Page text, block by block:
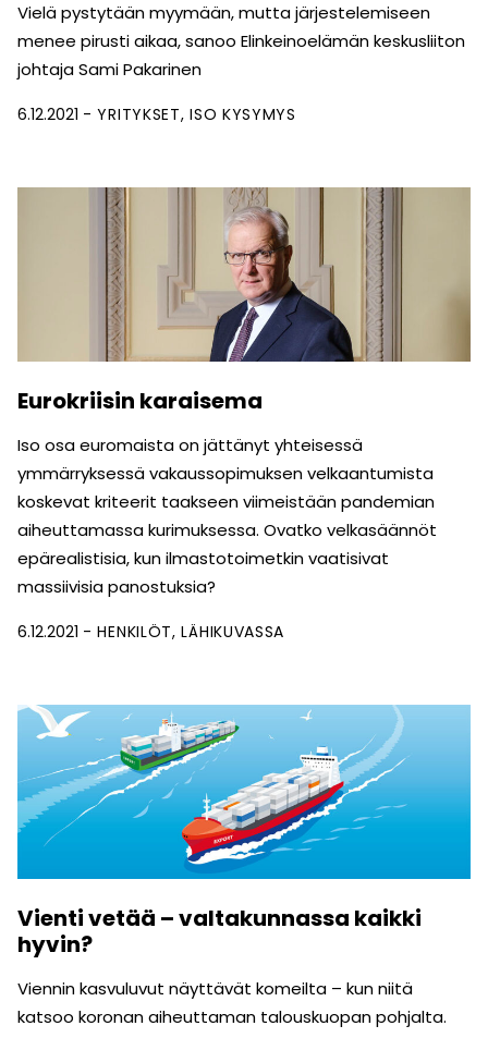
Vielä pystytään myymään, mutta järjestelemiseen
menee pirusti aikaa, sanoo Elinkeinoelämän keskusliiton
johtaja Sami Pakarinen
6.12.2021 YRITYKSET ISO KYSYMYS
Eurokriisin karaisema
Iso osa euromaista on jättänyt yhteisessä
ymmärryksessä vakaussopimuksen velkaantumista
koskevat kriteerit taakseen viimeistään pandemian
aiheuttamassa kurimuksessa. Ovatko velkasäännöt
epärealistisia, kun ilmastotoimetkin vaatisivat
massiivisia panostuksia?
6.12.2021 HENKILÖT LÄHIKUVASSA
Vienti vetää – valtakunnassa kaikki
hyvin?
Viennin kasvuluvut näyttävät komeilta – kun niitä
katsoo koronan aiheuttaman talouskuopan pohjalta.